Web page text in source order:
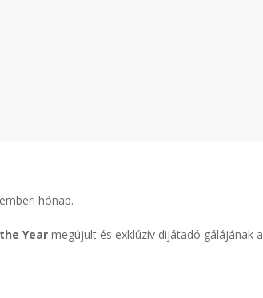
hónap.
Year megújult és exklúzív dijátadó gálájának a